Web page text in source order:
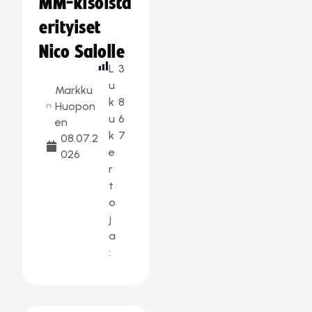
erityiset
Nico Salolle
Markku
Huopon
en
08.07.2
026
L
u
k
u
k
e
r
t
o
j
a
:
3
8
6
7